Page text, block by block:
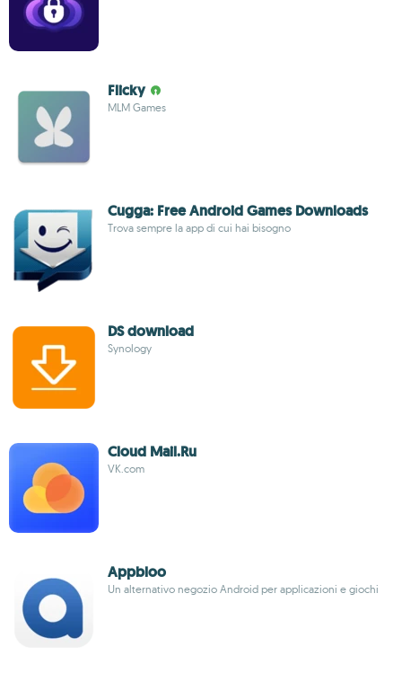
Flicky
MLM Games
Cugga: Free Android Games Downloads
Trova sempre la app di cui hai bisogno
DS download
Synology
Cloud Mail.Ru
VK.com
Appbloo
Un alternativo negozio Android per applicazioni e giochi